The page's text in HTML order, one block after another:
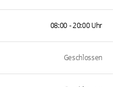
08:00 - 20:00 Uhr
Geschlossen